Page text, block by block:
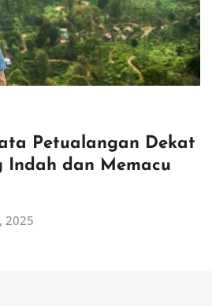
Petualangan Dekat
Indah dan Memacu
2025